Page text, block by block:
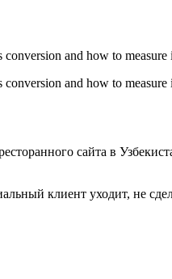
and how to measure
and how to measure
сайта в
клиент уходит, не